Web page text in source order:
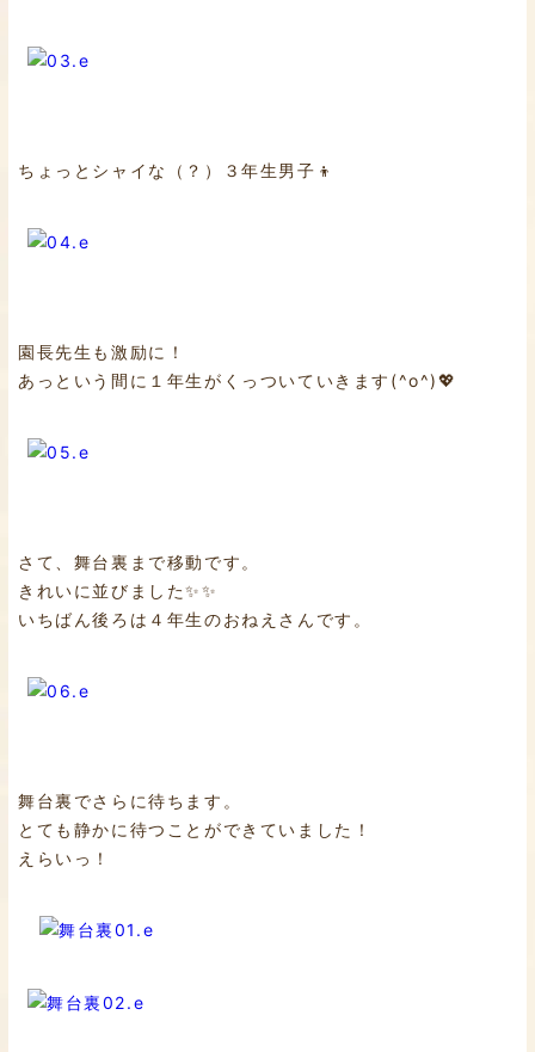
ちょっとシャイな（？）３年生男子👦
園長先生も激励に！
あっという間に１年生がくっついていきます(^o^)💖
さて、舞台裏まで移動です。
きれいに並びました✨✨
いちばん後ろは４年生のおねえさんです。
舞台裏でさらに待ちます。
とても静かに待つことができていました！
えらいっ！